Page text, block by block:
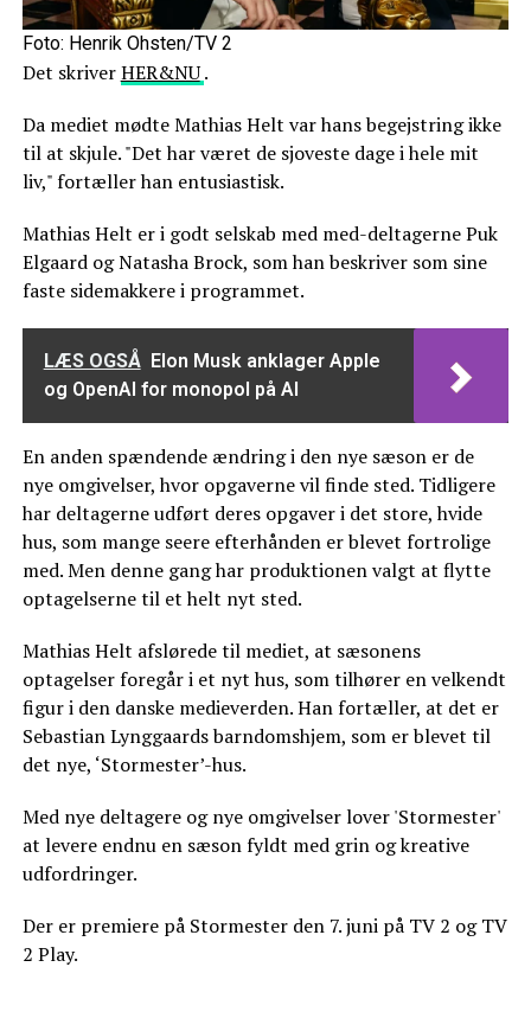
Foto: Henrik Ohsten/TV 2
Det skriverHER&NU.
Da mediet mødte Mathias Helt var hans begejstring ikke
til at skjule. "Det har været de sjoveste dage i hele mit
liv," fortæller han entusiastisk.
Mathias Helt er i godt selskab med med-deltagerne Puk
Elgaard og Natasha Brock, som han beskriver som sine
faste sidemakkere i programmet.
LÆS OGSÅ Elon Musk anklager Apple
og OpenAI for monopol på AI
En anden spændende ændring i den nye sæson er de
nye omgivelser, hvor opgaverne vil finde sted. Tidligere
har deltagerne udført deres opgaver i det store, hvide
hus, som mange seere efterhånden er blevet fortrolige
med. Men denne gang har produktionen valgt at flytte
optagelserne til et helt nyt sted.
Mathias Helt afslørede til mediet, at sæsonens
optagelser foregår i et nyt hus, som tilhører en velkendt
figur i den danske medieverden. Han fortæller, at det er
Sebastian Lynggaards barndomshjem, som er blevet til
det nye, ‘Stormester’-hus.
Med nye deltagere og nye omgivelser lover 'Stormester'
at levere endnu en sæson fyldt med grin og kreative
udfordringer.
Der er premiere på Stormester den 7. juni på TV 2 og TV
2 Play.